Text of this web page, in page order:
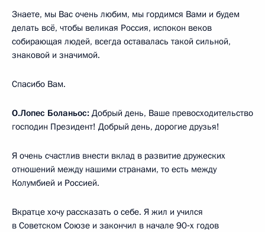
Знаете, мы Вас очень любим, мы гордимся Вами и будем
делать всё, чтобы великая Россия, испокон веков
собирающая людей, всегда оставалась такой сильной,
знаковой и значимой.
Спасибо Вам.
О.Лопес Боланьос: Добрый день, Ваше превосходительство
господин Президент! Добрый день, дорогие друзья!
Я очень счастлив внести вклад в развитие дружеских
отношений между нашими странами, то есть между
Колумбией и Россией.
Вкратце хочу рассказать о себе. Я жил и учился
в Советском Союзе и закончил в начале 90‑х годов